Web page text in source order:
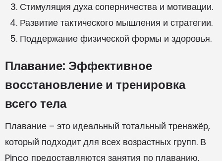
Стимуляция духа соперничества и мотивации.
Развитие тактического мышления и стратегии.
Поддержание физической формы и здоровья.
Плавание: Эффективное
восстановление и тренировка
всего тела
Плавание – это идеальный тотальный тренажёр,
который подходит для всех возрастных групп. В
Pinco предоставляются занятия по плаванию,